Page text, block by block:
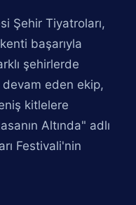
Şehir Tiyatroları,
başarıyla
şehirlerde
eden ekip,
kitlelere
Altında" adlı
Festivali'nin